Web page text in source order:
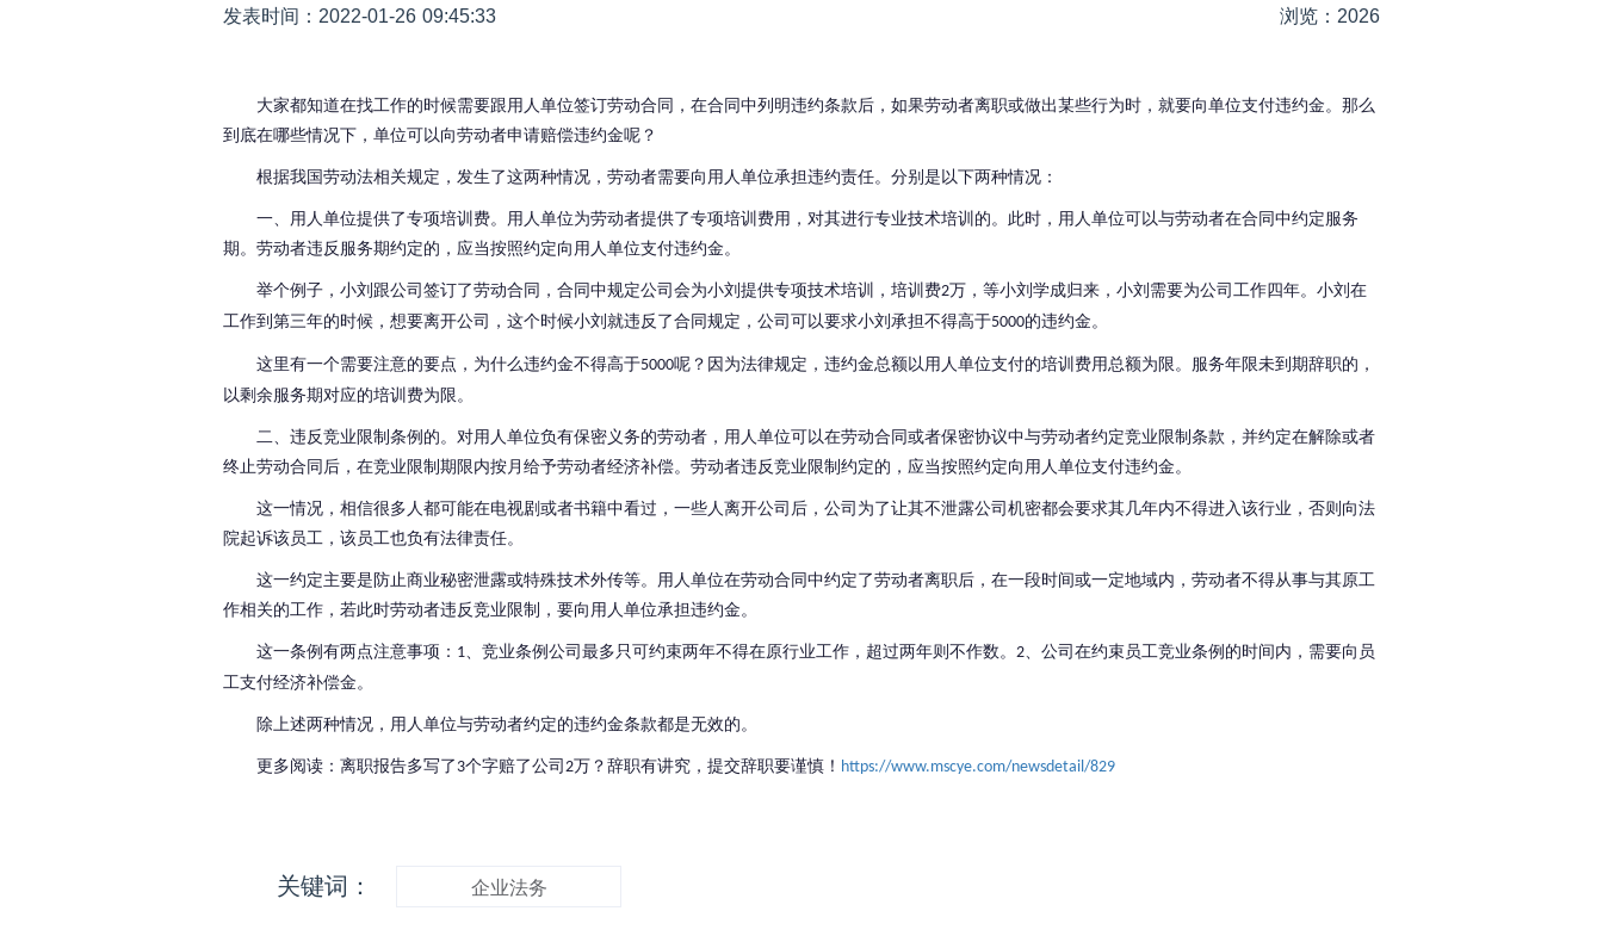
发表时间：2022-01-26 09:45:33 浏览：2026
大家都知道在找工作的时候需要跟用人单位签订劳动合同，在合同中列明违约条款后，如果劳动者离职或做出某些行为时，就要向单位支付违约金。那么
到底在哪些情况下，单位可以向劳动者申请赔偿违约金呢？
根据我国劳动法相关规定，发生了这两种情况，劳动者需要向用人单位承担违约责任。分别是以下两种情况：
一、用人单位提供了专项培训费。用人单位为劳动者提供了专项培训费用，对其进行专业技术培训的。此时，用人单位可以与劳动者在合同中约定服务
期。劳动者违反服务期约定的，应当按照约定向用人单位支付违约金。
举个例子，小刘跟公司签订了劳动合同，合同中规定公司会为小刘提供专项技术培训，培训费2万，等小刘学成归来，小刘需要为公司工作四年。小刘在
工作到第三年的时候，想要离开公司，这个时候小刘就违反了合同规定，公司可以要求小刘承担不得高于5000的违约金。
这里有一个需要注意的要点，为什么违约金不得高于5000呢？因为法律规定，违约金总额以用人单位支付的培训费用总额为限。服务年限未到期辞职的，
以剩余服务期对应的培训费为限。
二、违反竞业限制条例的。对用人单位负有保密义务的劳动者，用人单位可以在劳动合同或者保密协议中与劳动者约定竞业限制条款，并约定在解除或者
终止劳动合同后，在竞业限制期限内按月给予劳动者经济补偿。劳动者违反竞业限制约定的，应当按照约定向用人单位支付违约金。
这一情况，相信很多人都可能在电视剧或者书籍中看过，一些人离开公司后，公司为了让其不泄露公司机密都会要求其几年内不得进入该行业，否则向法
院起诉该员工，该员工也负有法律责任。
这一约定主要是防止商业秘密泄露或特殊技术外传等。用人单位在劳动合同中约定了劳动者离职后，在一段时间或一定地域内，劳动者不得从事与其原工
作相关的工作，若此时劳动者违反竞业限制，要向用人单位承担违约金。
这一条例有两点注意事项： 1、竞业条例公司最多只可约束两年不得在原行业工作，超过两年则不作数。 2、公司在约束员工竞业条例的时间内，需要向员
工支付经济补偿金。
除上述两种情况，用人单位与劳动者约定的违约金条款都是无效的。
更多阅读：离职报告多写了 3个字赔了公司 2万？辞职有讲究，提交辞职要谨慎！ https://www.mscye.com/newsdetail/829
关键词： 企业法务